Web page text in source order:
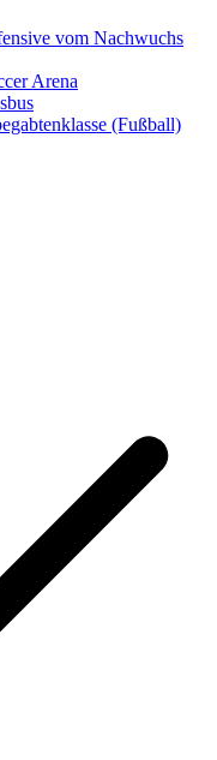
vom Nachwuchs
Arena
(Fußball)